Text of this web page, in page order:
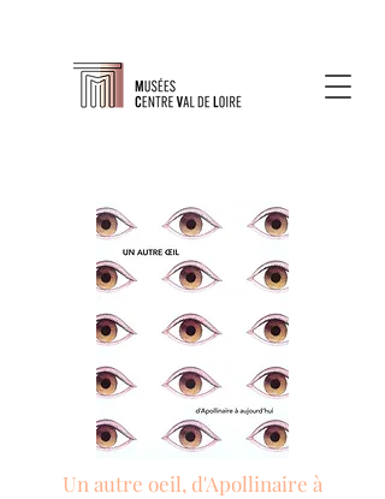
Un autre oeil, d'Apollinaire à